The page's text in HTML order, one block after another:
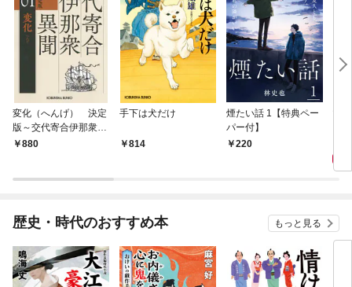
変化（へんげ） 決定
版～交代寄合伊那衆異
聞（1）～
880
手下は犬だけ
814
煙たい話 1【特典ペー
パー付】
220
歴史・時代のおすすめ本 もっと見る